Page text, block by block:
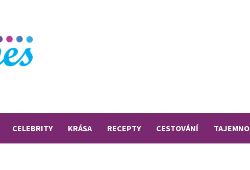
CELEBRITY KRÁSA RECEPTY CESTOVÁNÍ TAJEMNO